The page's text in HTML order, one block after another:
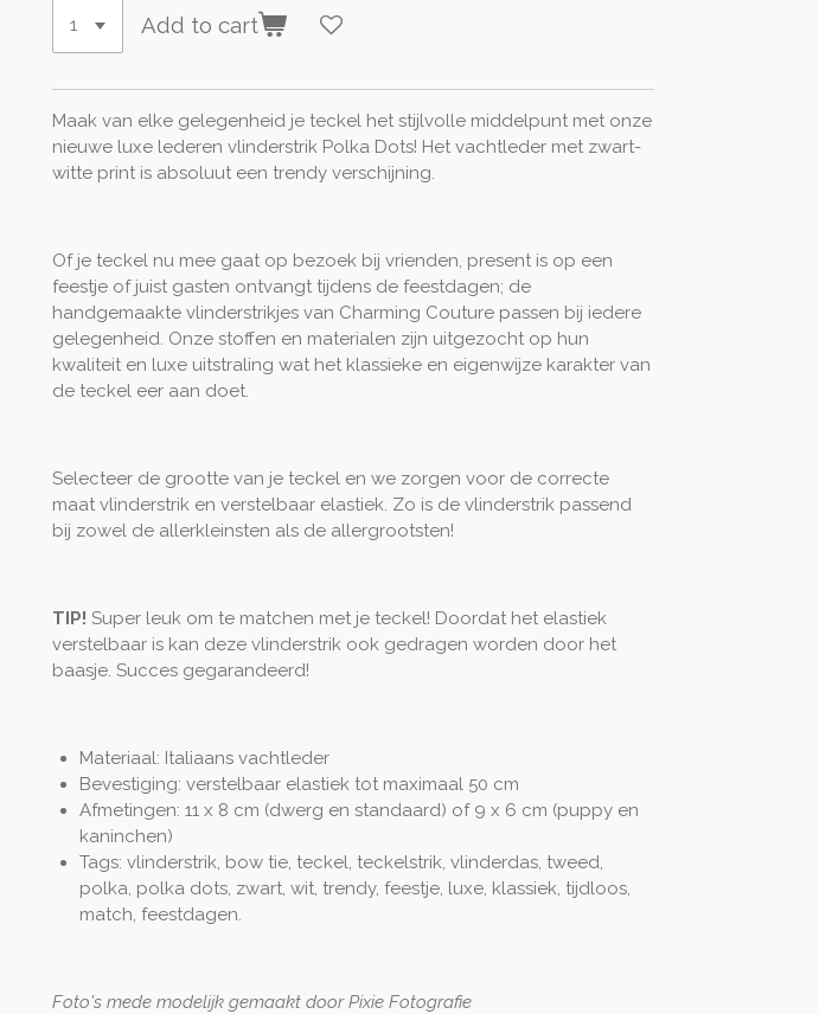
Add to cart
Maak van elke gelegenheid je teckel het stijlvolle middelpunt met onze
nieuwe luxe lederen vlinderstrik Polka Dots! Het vachtleder met zwart-
witte print is absoluut een trendy verschijning.
Of je teckel nu mee gaat op bezoek bij vrienden, present is op een
feestje of juist gasten ontvangt tijdens de feestdagen; de
handgemaakte vlinderstrikjes van Charming Couture passen bij iedere
gelegenheid. Onze stoffen en materialen zijn uitgezocht op hun
kwaliteit en luxe uitstraling wat het klassieke en eigenwijze karakter van
de teckel eer aan doet.
Selecteer de grootte van je teckel en we zorgen voor de correcte
maat vlinderstrik en verstelbaar elastiek. Zo is de vlinderstrik passend
bij zowel de allerkleinsten als de allergrootsten!
TIP! Super leuk om te matchen met je teckel! Doordat het elastiek
verstelbaar is kan deze vlinderstrik ook gedragen worden door het
baasje. Succes gegarandeerd!
Materiaal: Italiaans vachtleder
Bevestiging: verstelbaar elastiek tot maximaal 50 cm
Afmetingen: 11 x 8 cm (dwerg en standaard) of 9 x 6 cm (puppy en
kaninchen)
Tags: vlinderstrik, bow tie, teckel, teckelstrik, vlinderdas, tweed,
polka, polka dots, zwart, wit, trendy, feestje, luxe, klassiek, tijdloos,
match, feestdagen.
Foto's mede modelijk gemaakt door Pixie Fotografie